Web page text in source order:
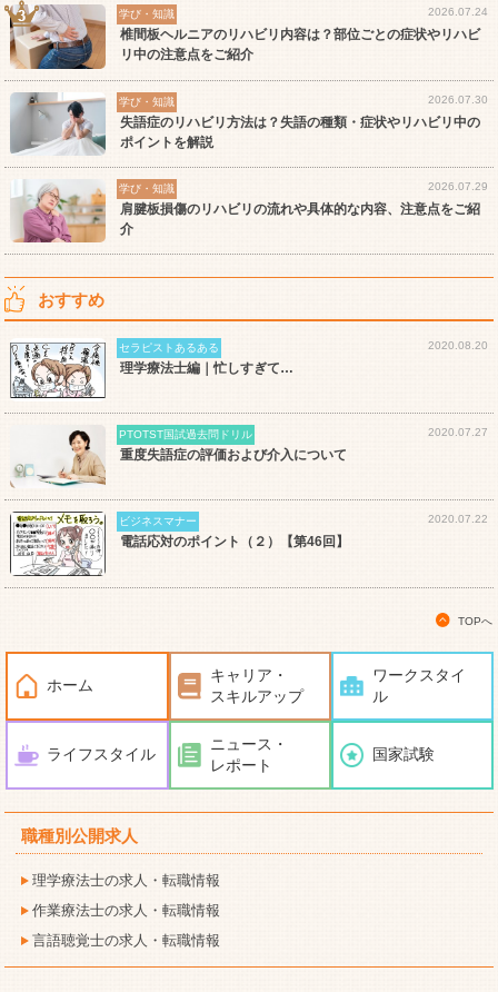
学び・知識 2026.07.24
椎間板ヘルニアのリハビリ内容は？部位ごとの症状やリハビ
リ中の注意点をご紹介
学び・知識 2026.07.30
失語症のリハビリ方法は？失語の種類・症状やリハビリ中の
ポイントを解説
学び・知識 2026.07.29
肩腱板損傷のリハビリの流れや具体的な内容、注意点をご紹
介
おすすめ
セラピストあるある 2020.08.20
理学療法士編｜忙しすぎて…
PTOTST国試過去問ドリル 2020.07.27
重度失語症の評価および介入について
ビジネスマナー 2020.07.22
電話応対のポイント（２）【第46回】
TOPへ
ホーム
キャリア・
スキルアップ
ワークスタイ
ル
ライフスタイル
ニュース・
レポート
国家試験
職種別公開求人
理学療法士の求人・転職情報
作業療法士の求人・転職情報
言語聴覚士の求人・転職情報